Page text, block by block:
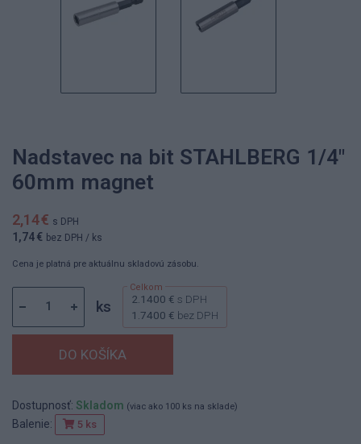
Nadstavec na bit STAHLBERG 1/4"
60mm magnet
2,14 € s DPH
1,74 € bez DPH / ks
Cena je platná pre aktuálnu skladovú zásobu.
ks 2.1400 € s DPH
1.7400 € bez DPH
Dostupnosť: Skladom (viac ako 100 ks na sklade)
Balenie: 5 ks